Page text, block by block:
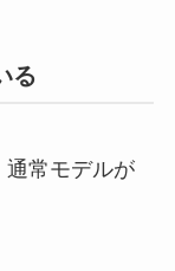
る
通常モデルが